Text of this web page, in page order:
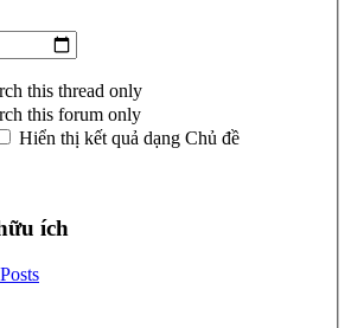
this thread only
this forum only
Hiển thị kết quả dạng Chủ đề
ích